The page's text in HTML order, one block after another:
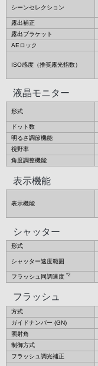
シーンセレクション
露出補正
露出ブラケット
AEロック
ISO感度（推奨露光指数）
液晶モニター
形式
ドット数
明るさ調節機能
視野率
角度調整機能
表示機能
表示機能
シャッター
形式
シャッター速度範囲
フラッシュ同調速度 *2
フラッシュ
方式
ガイドナンバー (GN)
照射角
制御方式
フラッシュ調光補正